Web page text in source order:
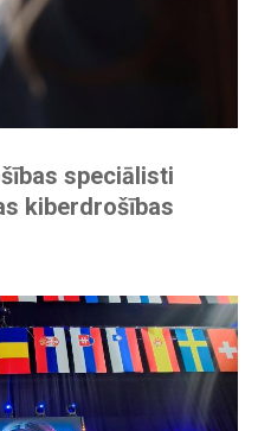
speciālisti
kiberdrošības